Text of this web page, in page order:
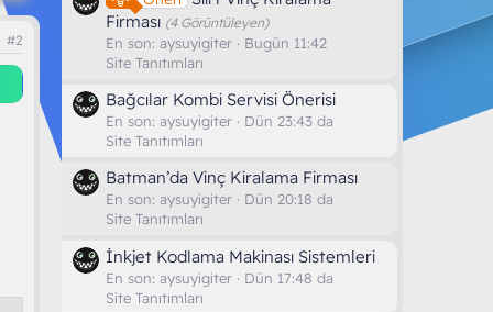
#2
Firması (4 Görüntüleyen)
En son: aysuyigiter
Bugün 11:42
Site Tanıtımları
Bağcılar Kombi Servisi Önerisi
En son: aysuyigiter
Dün 23:43 da
Site Tanıtımları
Batman’da Vinç Kiralama Firması
En son: aysuyigiter
Dün 20:18 da
Site Tanıtımları
İnkjet Kodlama Makinası Sistemleri
En son: aysuyigiter
Dün 17:48 da
Site Tanıtımları